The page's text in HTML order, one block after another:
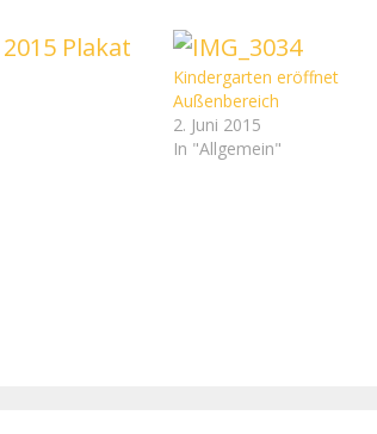
Kindergarten eröffnet
Außenbereich
2. Juni 2015
In "Allgemein"